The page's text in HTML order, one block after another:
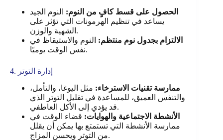
الحصول على قسط كافٍ من النوم: النوم الجيد
يساعد في تنظيم الهرمونات التي تؤثر على
الشهية والوزن.
الالتزام بجدول نوم منتظم: النوم والاستيقاظ في
نفس الوقت يوميًا.
4. إدارة التوتر
ممارسة تقنيات الاسترخاء: مثل اليوغا، والتأمل،
والتنفس العميق، للمساعدة في تقليل التوتر الذي
قد يؤدي إلى الأكل العاطفي.
الأنشطة الاجتماعية والهوايات: قضاء الوقت في
ممارسة الأنشطة التي تستمتع بها يمكن أن يقلل
من التوتر ويحسن المزاج.